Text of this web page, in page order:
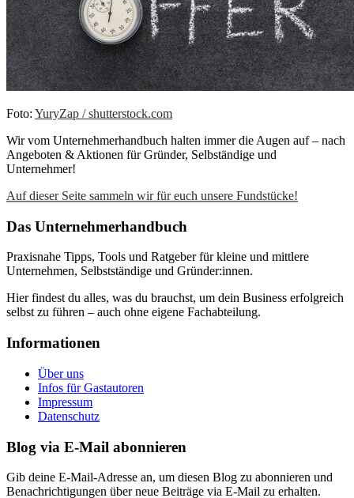
Foto: YuryZap / shutterstock.com
Wir vom Unternehmerhandbuch halten immer die Augen auf – nach
Angeboten & Aktionen für Gründer, Selbständige und
Unternehmer!
Auf dieser Seite sammeln wir für euch unsere Fundstücke!
Das Unternehmerhandbuch
Praxisnahe Tipps, Tools und Ratgeber für kleine und mittlere
Unternehmen, Selbstständige und Gründer:innen.
Hier findest du alles, was du brauchst, um dein Business erfolgreich
selbst zu führen – auch ohne eigene Fachabteilung.
Informationen
Über uns
Infos für Gastautoren
Impressum
Datenschutz
Blog via E-Mail abonnieren
Gib deine E-Mail-Adresse an, um diesen Blog zu abonnieren und
Benachrichtigungen über neue Beiträge via E-Mail zu erhalten.